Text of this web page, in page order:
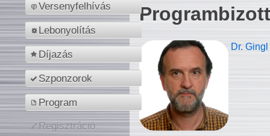
Versenyfelhívás
Lebonyolítás
Díjazás
Szponzorok
Program
Regisztráció
Dr.